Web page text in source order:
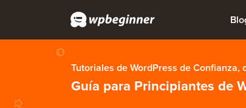
Tutoriales de WordPress de Confianza,
Guía para Principiantes de